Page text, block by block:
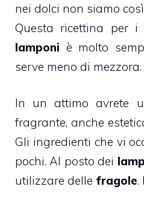
nei dolci non siamo
Questa ricettina per i
lamponi è molto
serve meno di mezzora.
In un attimo avrete
fragrante, anche
Gli ingredienti che vi
pochi. Al posto dei
utilizzare delle fragole.